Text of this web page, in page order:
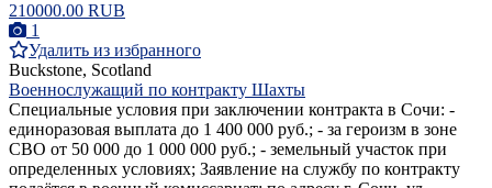
210000.00 RUB
1
Удалить из избранного
Buckstone, Scotland
Военнослужащий по контракту Шахты
Специальные условия при заключении контракта в Сочи: -
единоразовая выплата до 1 400 000 руб.; - за героизм в зоне
СВО от 50 000 до 1 000 000 руб.; - земельный участок при
определенных условиях; Заявление на службу по контракту